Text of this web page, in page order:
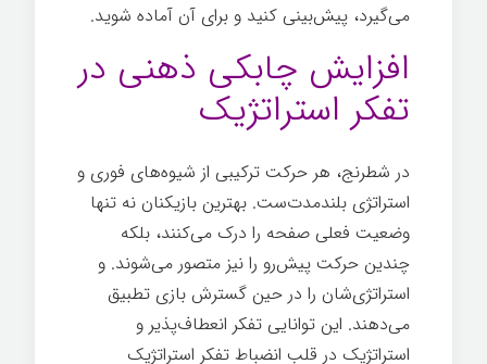
می‌گیرد، پیش‌بینی کنید و برای آن آماده شوید.
افزایش چابکی ذهنی در
تفکر استراتژیک
در شطرنج، هر حرکت ترکیبی از شیوه‌های فوری و
استراتژی بلندمدت‌ست. بهترین بازیکنان نه تنها
وضعیت فعلی صفحه را درک می‌کنند، بلکه
چندین حرکت پیش‌رو را نیز متصور می‌شوند. و
استراتژی‌شان را در حین گسترش بازی تطبیق
می‌دهند. این توانایی تفکر انعطاف‌پذیر و
استراتژیک در قلب انضباط تفکر استراتژیک